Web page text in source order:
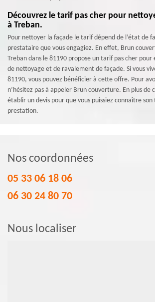
Découvrez le tarif pas cher pour
à Treban.
Pour nettoyer la façade le tarif dépend de l’état de
prestataire que vous engagiez. En effet, Brun
Treban dans le 81190 propose un tarif pas cher
de nettoyage et de ravalement de façade. Si vous
81190, vous pouvez bénéficier à cette offre. Pour
n’hésitez pas à appeler Brun couverture. En plus de
établir un devis pour que vous puissiez connaître
prestation.
Nos coordonnées
05 33 06 18 06
06 30 24 80 70
Nous localiser